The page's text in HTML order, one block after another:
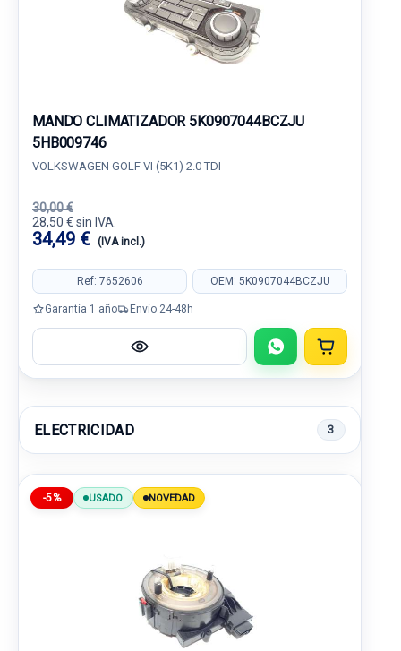
MANDO CLIMATIZADOR 5K0907044BCZJU
5HB009746
VOLKSWAGEN GOLF VI (5K1) 2.0 TDI
30,00 €
28,50 € sin IVA.
34,49 € (IVA incl.)
Ref: 7652606 OEM: 5K0907044BCZJU
Garantía 1 año Envío 24-48h
ELECTRICIDAD 3
-5% USADO NOVEDAD